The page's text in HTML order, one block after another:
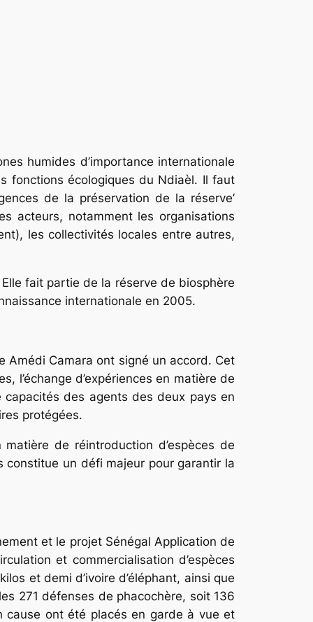
humides d’importance internationale
fonctions écologiques du Ndiaèl. Il faut
de la préservation de la réserve’
acteurs, notamment les organisations
les collectivités locales entre autres,
fait partie de la réserve de biosphère
internationale en 2005.
Amédi Camara ont signé un accord. Cet
l’échange d’expériences en matière de
des agents des deux pays en
protégées.
matière de réintroduction d’espèces de
constitue un défi majeur pour garantir la
et le projet Sénégal Application de
et commercialisation d’espèces
et demi d’ivoire d’éléphant, ainsi que
271 défenses de phacochère, soit 136
cause ont été placés en garde à vue et